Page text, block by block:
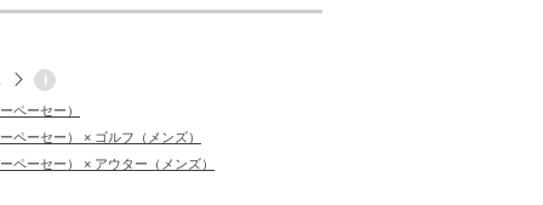
i
ペーセー）
ペーセー） × ゴルフ（メンズ）
ペーセー） × アウター（メンズ）